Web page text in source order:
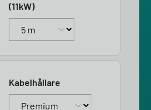
(11kW)
Kabelhållare